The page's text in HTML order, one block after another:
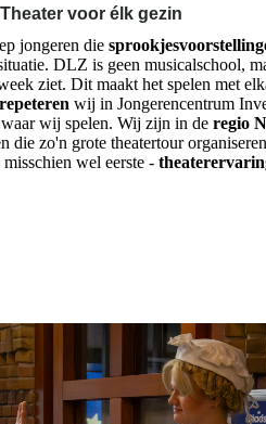
voor élk gezin
jongeren die
DLZ is geen musicalschool,
ziet. Dit maakt het spelen met
repeteren wij in Jongerencentrum
waar wij spelen. Wij zijn in deregio
die zo'n grote theatertour
wel eerste -